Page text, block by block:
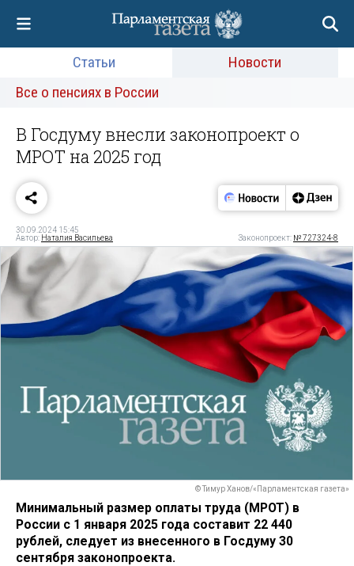
Статьи
Новости
Все о пенсиях в России
В Госдуму внесли законопроект о
МРОТ на 2025 год
30.09.2024 15:45
Автор: Наталия Васильева Законопроект: № 727324-8
© Тимур Ханов/«Парламентская газета»
Минимальный размер оплаты труда (МРОТ) в
России с 1 января 2025 года составит 22 440
рублей, следует из внесенного в Госдуму 30
сентября законопроекта.